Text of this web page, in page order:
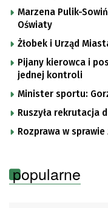
Marzena Pulik-
Oświaty
Żłobek i Urząd
Pijany kierowca i
jednej kontroli
Minister sportu:
Ruszyła rekrutacja
Rozprawa w
popularne